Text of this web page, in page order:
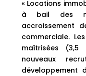
« Locations
à bail des
accroissement
commerciale.
maîtrisées
nouveaux
développement